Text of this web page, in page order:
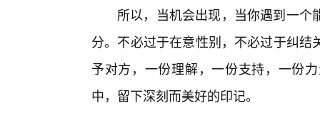
所以，当机会出现，当你遇到一
分。不必过于在意性别，不必过于纠
予对方，一份理解，一份支持，一份
中，留下深刻而美好的印记。